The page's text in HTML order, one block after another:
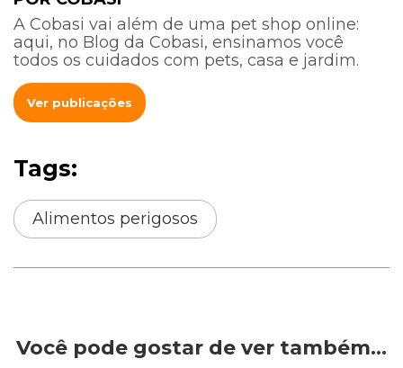
A Cobasi vai além de uma pet shop online:
aqui, no Blog da Cobasi, ensinamos você
todos os cuidados com pets, casa e jardim.
Ver publicações
Tags:
Alimentos perigosos
Você pode gostar de ver também…